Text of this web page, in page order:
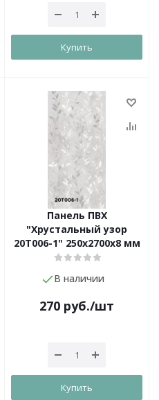
Купить
Панель ПВХ
"Хрустальный узор
20T006-1" 250х2700х8 мм
В наличии
270 руб./шт
Купить